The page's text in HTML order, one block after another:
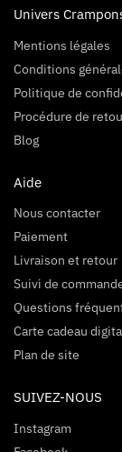
Univers
Mentions légales
Conditions
Politique de
Procédure de
Blog
Aide
Nous contacter
Paiement
Livraison et retour
Suivi de
Questions
Carte cadeau
Plan de site
SUIVEZ-NOUS
Instagram